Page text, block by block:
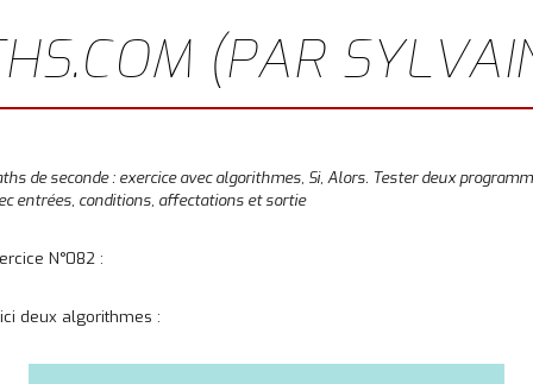
(PAR
de seconde : exercice avec algorithmes, Si, Alors. Tester deux
entrées, conditions, affectations et sortie
N°082 :
deux algorithmes :